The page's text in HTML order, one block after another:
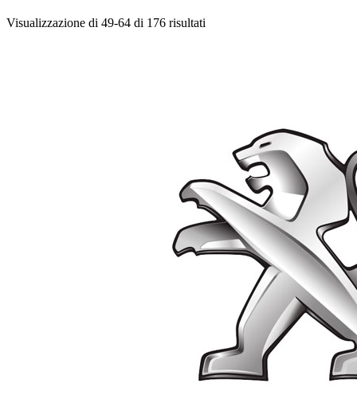
Visualizzazione di 49-64 di 176 risultati